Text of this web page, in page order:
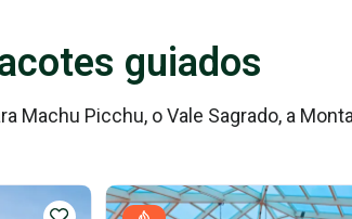
guiados
Picchu, o Vale Sagrado, a